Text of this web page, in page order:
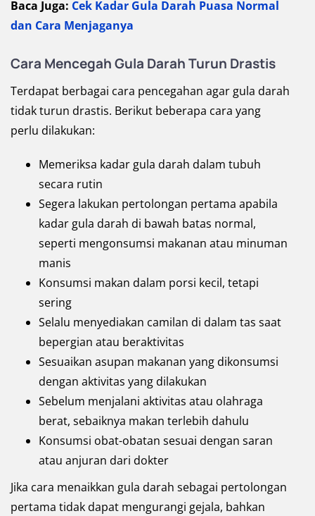
Baca Juga: Cek Kadar Gula Darah Puasa Normal
dan Cara Menjaganya
Cara Mencegah Gula Darah Turun Drastis
Terdapat berbagai cara pencegahan agar gula darah
tidak turun drastis. Berikut beberapa cara yang
perlu dilakukan:
Memeriksa kadar gula darah dalam tubuh
secara rutin
Segera lakukan pertolongan pertama apabila
kadar gula darah di bawah batas normal,
seperti mengonsumsi makanan atau minuman
manis
Konsumsi makan dalam porsi kecil, tetapi
sering
Selalu menyediakan camilan di dalam tas saat
bepergian atau beraktivitas
Sesuaikan asupan makanan yang dikonsumsi
dengan aktivitas yang dilakukan
Sebelum menjalani aktivitas atau olahraga
berat, sebaiknya makan terlebih dahulu
Konsumsi obat-obatan sesuai dengan saran
atau anjuran dari dokter
Jika cara menaikkan gula darah sebagai pertolongan
pertama tidak dapat mengurangi gejala, bahkan